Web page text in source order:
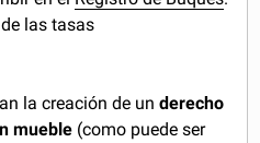
las tasas
la creación de underecho
mueble (como puede ser